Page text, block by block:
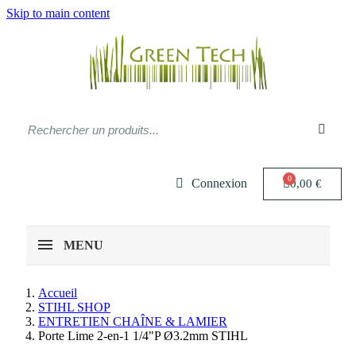
Skip to main content
Connexion 0,00 €
MENU
Accueil
STIHL SHOP
ENTRETIEN CHAÎNE & LAMIER
Porte Lime 2-en-1 1/4"P Ø3.2mm STIHL